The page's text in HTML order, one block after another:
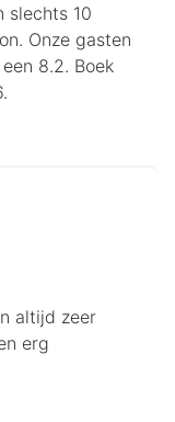
slechts 10
Onze gasten
8.2. Boek
altijd zeer
erg